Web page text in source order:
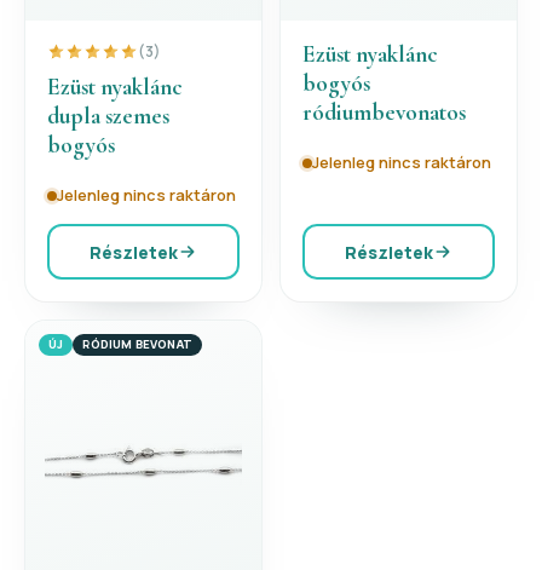
(3)
Ezüst nyaklánc
dupla szemes
bogyós
Jelenleg nincs raktáron
Részletek
Ezüst nyaklánc
bogyós
ródiumbevonatos
Jelenleg nincs raktáron
Részletek
ÚJ RÓDIUM BEVONAT